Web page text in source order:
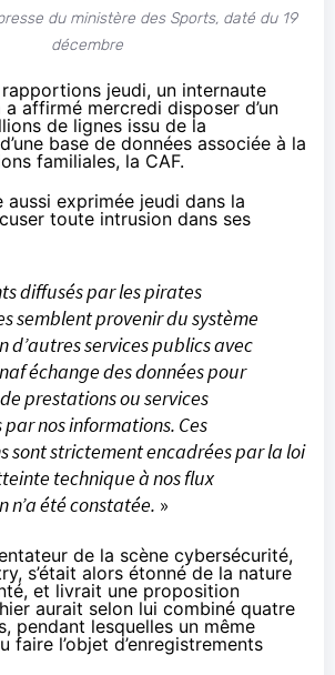
du ministère des Sports, daté du 19
décembre
rapportions jeudi, un internaute
a affirmé mercredi disposer d’un
de lignes issu de la
base de données associée à la
familiales, la CAF.
aussi exprimée jeudi dans la
toute intrusion dans ses
diffusés par les pirates
semblent provenir du système
d’autres services publics avec
échange des données pour
prestations ou services
nos informations. Ces
sont strictement encadrées par la loi
technique à nos flux
n’a été constatée. »
de la scène cybersécurité,
s’était alors étonnéde la nature
et livrait une proposition
aurait selon lui combiné quatre
pendant lesquelles un même
faire l’objet d’enregistrements